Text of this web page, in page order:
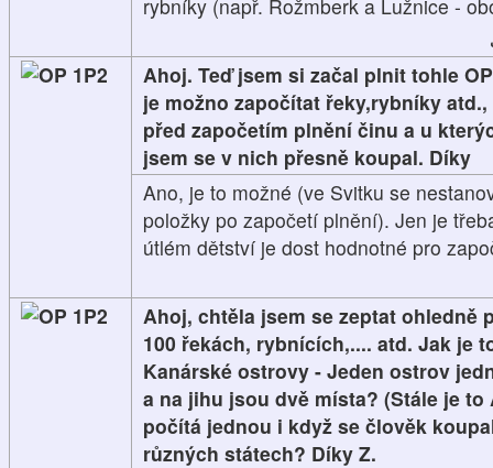
rybníky (např. Rožmberk a Lužnice -
1P2
Ahoj. Teď jsem si začal plnit tohle
je možno započítat řeky,rybníky
před započetím plnění činu a u
jsem se v nich přesně koupal. Díky
Ano, je to možné (ve Svitku se
položky po započetí plnění). Jen je
útlém dětství je dost hodnotné pro
1P2
Ahoj, chtěla jsem se zeptat ohledně
100 řekách, rybnících,.... atd. Jak je
Kanárské ostrovy - Jeden ostrov
a na jihu jsou dvě místa? (Stále je
počítá jednou i když se člověk
různých státech? Díky Z.